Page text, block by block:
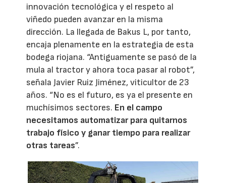
innovación tecnológica y el respeto al
viñedo pueden avanzar en la misma
dirección. La llegada de Bakus L, por tanto,
encaja plenamente en la estrategia de esta
bodega riojana. “Antiguamente se pasó de la
mula al tractor y ahora toca pasar al robot”,
señala Javier Ruiz Jiménez, viticultor de 23
años. “No es el futuro, es ya el presente en
muchísimos sectores. En el campo
necesitamos automatizar para quitarnos
trabajo físico y ganar tiempo para realizar
otras tareas”.